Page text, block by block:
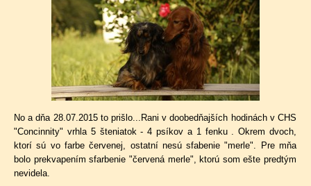
No a dňa 28.07.2015 to prišlo...Rani v doobedňajších hodinách v CHS
"Concinnity" vrhla 5 šteniatok - 4 psíkov a 1 fenku . Okrem dvoch,
ktorí sú vo farbe červenej, ostatní nesú sfabenie "merle". Pre mňa
bolo prekvapením sfarbenie "červená merle", ktorú som ešte predtým
nevidela.